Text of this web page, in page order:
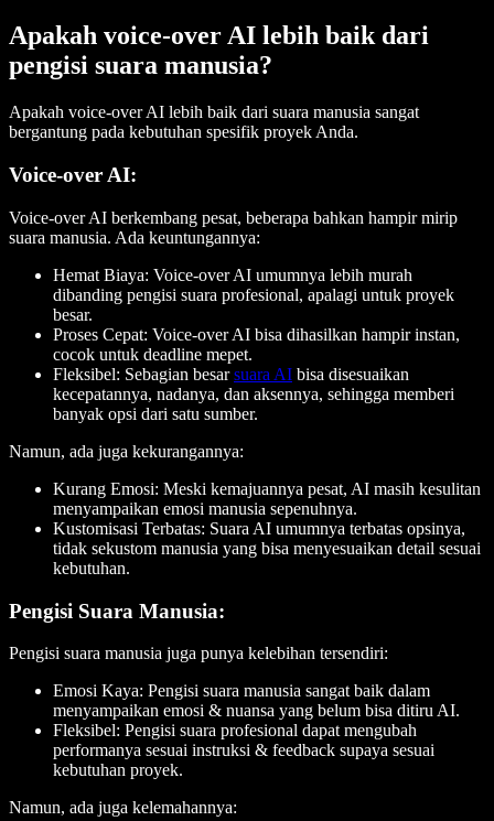
Apakah voice-over AI lebih baik dari
pengisi suara manusia?
Apakah voice-over AI lebih baik dari suara manusia sangat
bergantung pada kebutuhan spesifik proyek Anda.
Voice-over AI:
Voice-over AI berkembang pesat, beberapa bahkan hampir mirip
suara manusia. Ada keuntungannya:
Hemat Biaya: Voice-over AI umumnya lebih murah
dibanding pengisi suara profesional, apalagi untuk proyek
besar.
Proses Cepat: Voice-over AI bisa dihasilkan hampir instan,
cocok untuk deadline mepet.
Fleksibel: Sebagian besarsuara AI bisa disesuaikan
kecepatannya, nadanya, dan aksennya, sehingga memberi
banyak opsi dari satu sumber.
Namun, ada juga kekurangannya:
Kurang Emosi: Meski kemajuannya pesat, AI masih kesulitan
menyampaikan emosi manusia sepenuhnya.
Kustomisasi Terbatas: Suara AI umumnya terbatas opsinya,
tidak sekustom manusia yang bisa menyesuaikan detail sesuai
kebutuhan.
Pengisi Suara Manusia:
Pengisi suara manusia juga punya kelebihan tersendiri:
Emosi Kaya: Pengisi suara manusia sangat baik dalam
menyampaikan emosi & nuansa yang belum bisa ditiru AI.
Fleksibel: Pengisi suara profesional dapat mengubah
performanya sesuai instruksi & feedback supaya sesuai
kebutuhan proyek.
Namun, ada juga kelemahannya: